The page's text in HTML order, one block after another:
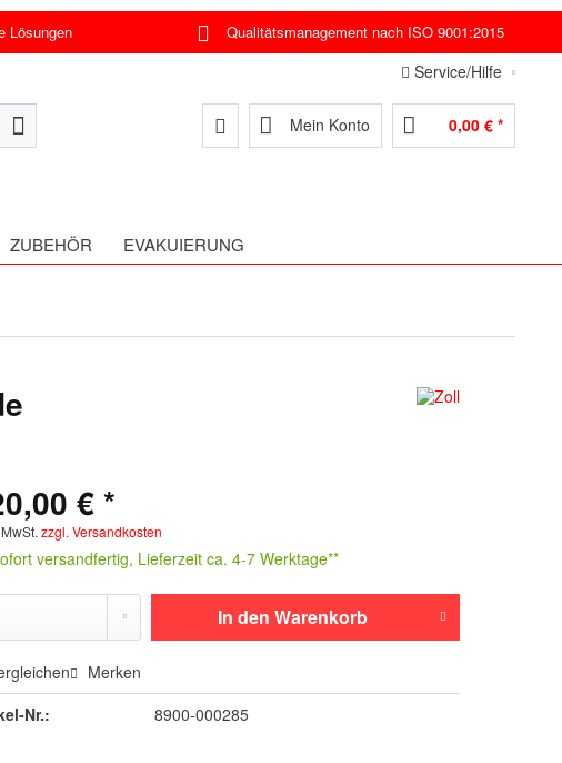
Lösungen Qualitätsmanagement nach ISO 9001:2015
Service/Hilfe
Mein Konto 0,00 € *
ZUBEHÖR EVAKUIERUNG
€ *
zzgl. Versandkosten
versandfertig, Lieferzeit ca. 4-7 Werktage**
In den Warenkorb
Merken
Nr.:
8900-000285